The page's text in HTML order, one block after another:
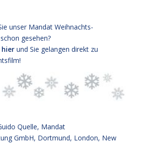
unser Mandat Weihnachts-
gesehen?
hierund Sie gelangen direkt zu
Quelle, Mandat
GmbH, Dortmund, London, New